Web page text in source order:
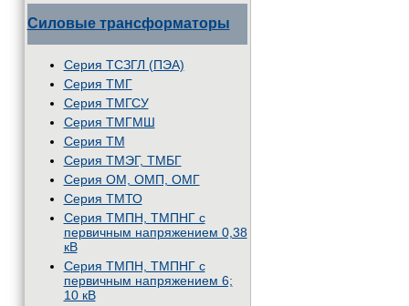
Силовые трансформаторы
Серия ТСЗГЛ (ПЭА)
Серия ТМГ
Серия ТМГСУ
Серия ТМГМШ
Серия ТМ
Серия ТМЭГ, ТМБГ
Серия ОМ, ОМП, ОМГ
Серия ТМТО
Серия ТМПН, ТМПНГ с
первичным напряжением 0,38
кВ
Серия ТМПН, ТМПНГ с
первичным напряжением 6;
10 кВ